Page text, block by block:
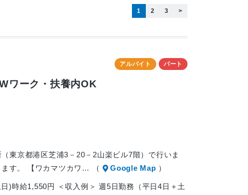
1 2 3 >
アルバイト パート
ワーク・扶養内OK
東京都港区芝浦3－20－2山楽ビル7階）で行いま
す。 【ワカマツカワ… （
Google Map ）
)時給1,550円 ＜収入例＞ 週5日勤務（平日4日＋土